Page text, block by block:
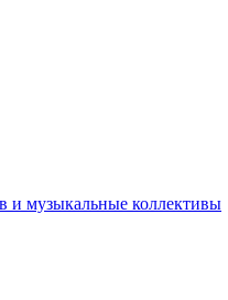
и музыкальные коллективы